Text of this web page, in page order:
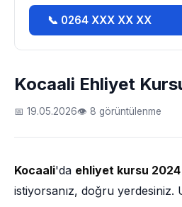
Kocaali Ehliyet
📅 19.05.2026👁 8 görüntülenme
Kocaali'da ehliyet kursu 2024
istiyorsanız, doğru yerdesiniz.
📞 0264 XXX XX XX